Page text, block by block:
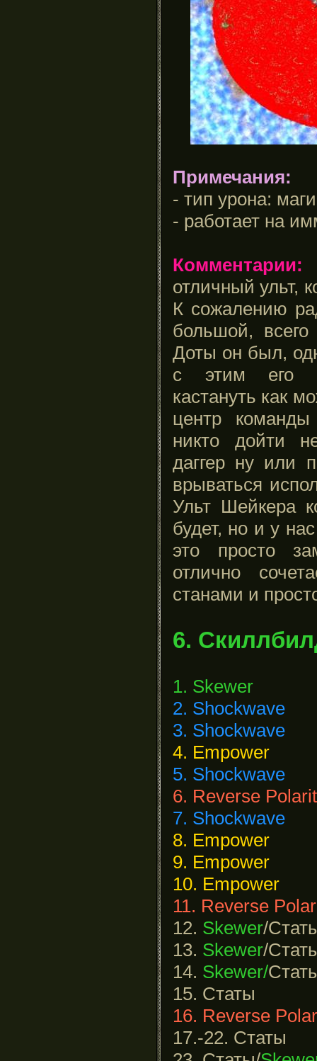
Примечания:
- тип урона:
- работает на
Комментарии:
отличный ульт,
К сожалению
большой,
Доты он был,
с этим его
кастануть как
центр
никто дойти
даггер ну или
врываться
Ульт Шейкера
будет, но и у
это просто
отлично
станами и
6.
1. Skewer
2. Shockwave
3. Shockwave
4. Empower
5. Shockwave
6. Reverse
7. Shockwave
8. Empower
9. Empower
10. Empower
11. Reverse
12. Skewer/
13. Skewer/
14. Skewer/
15. Статы
16. Reverse
17.-22. Статы